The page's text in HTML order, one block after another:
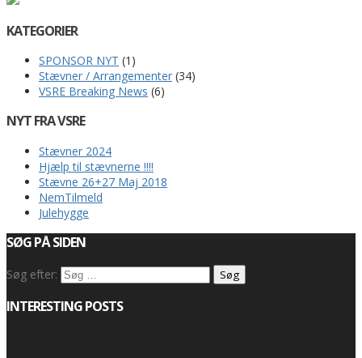
KATEGORIER
SPONSOR NYT (1)
Stævner / Arrangementer (34)
VSRE Breaking News (6)
NYT FRA VSRE
Stævner 2024
Hjælp til stævnerne !!!!
Stævne 26+27 Maj 2018
NemTilmeld
Julehygge
SØG PÅ SIDEN
Søg efter:
INTERESTING POSTS